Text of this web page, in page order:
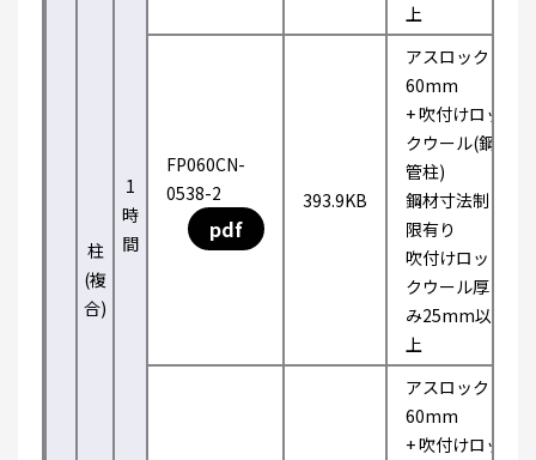
柱
(複
合)
1
時
間
上
FP060CN-
0538-2
pdf
393.9KB
アスロック
60mm
+ 吹付けロッ
クウール(鋼
管柱)
鋼材寸法制
限有り
吹付けロッ
クウール厚
み25mm以
上
アスロック
60mm
+ 吹付けロッ